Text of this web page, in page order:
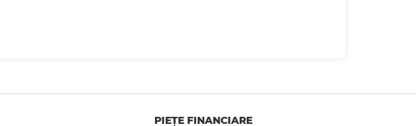
PIEȚE FINANCIARE